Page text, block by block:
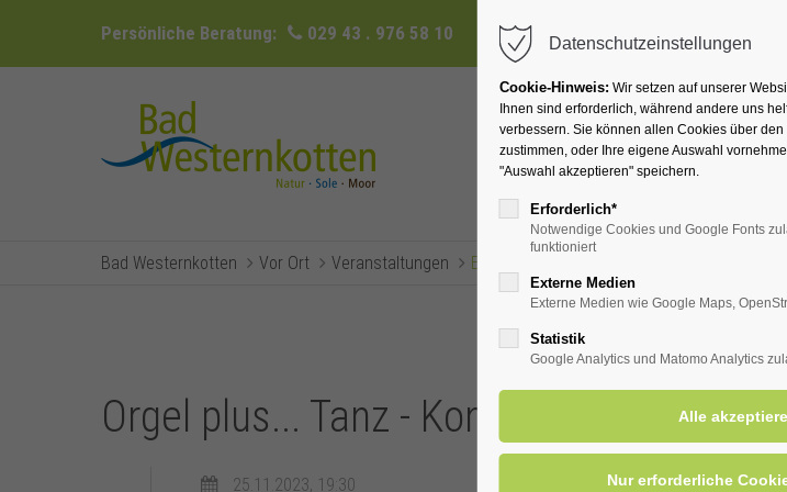
Persönliche Beratung: 029 43 . 976 58 10 info@badwesternkotten.de
Ihr Heilbad
Bad Westernkotten Vor Ort Veranstaltungen Eventsreader (Timeline)
Orgel plus... Tanz - Konzert in der
25.11.2023, 19:30
Datenschutzeinstellungen
Cookie-Hinweis: Wir setzen auf unserer
Ihnen sind erforderlich, während andere uns
verbessern. Sie können allen Cookies über
zustimmen, oder Ihre eigene Auswahl
"Auswahl akzeptieren" speichern.
Erforderlich*
Notwendige Cookies und Google Fonts
funktioniert
Externe Medien
Externe Medien wie Google Maps,
Statistik
Google Analytics und Matomo Analytics